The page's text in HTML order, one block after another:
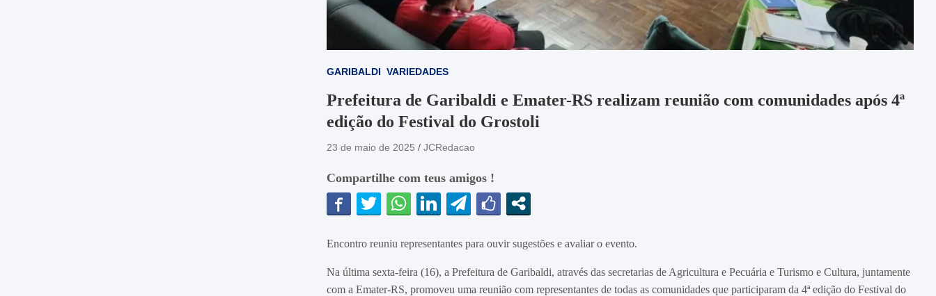
GARIBALDI VARIEDADES
Prefeitura de Garibaldi e Emater-RS realizam reunião com comunidades após 4ª
edição do Festival do Grostoli
23 de maio de 2025 JCRedacao
Compartilhe com teus amigos !
Encontro reuniu representantes para ouvir sugestões e avaliar o evento.
Na última sexta-feira (16), a Prefeitura de Garibaldi, através das secretarias de Agricultura e Pecuária e Turismo e Cultura, juntamente
com a Emater-RS, promoveu uma reunião com representantes de todas as comunidades que participaram da 4ª edição do Festival do